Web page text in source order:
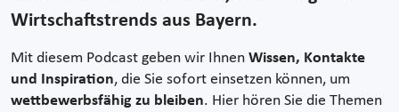
Wirtschaftstrends aus Bayern.
Mit diesem Podcast geben wir Ihnen Wissen, Kontakte
und Inspiration, die Sie sofort einsetzen können, um
wettbewerbsfähig zu bleiben. Hier hören Sie die Themen